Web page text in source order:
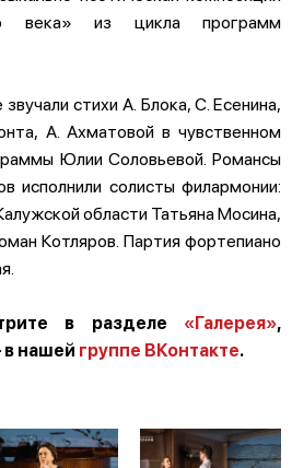
века» из цикла программ
стихи А. Блока, С. Есенина,
А. Ахматовой в чувственном
Юлии Соловьевой. Романсы
исполнили солисты филармонии:
области Татьяна Мосина,
Котляров. Партия фортепиано
в разделе «Галерея»,
нашей группе ВКонтакте.